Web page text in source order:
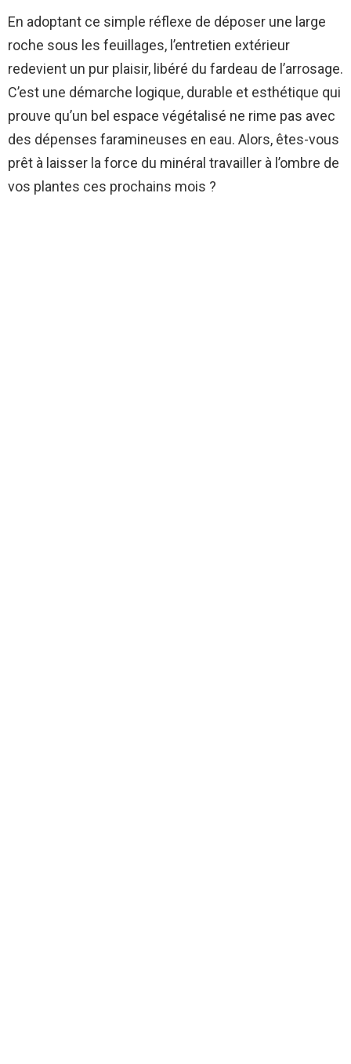
En adoptant ce simple réflexe de déposer une large
roche sous les feuillages, l’entretien extérieur
redevient un pur plaisir, libéré du fardeau de l’arrosage.
C’est une démarche logique, durable et esthétique qui
prouve qu’un bel espace végétalisé ne rime pas avec
des dépenses faramineuses en eau. Alors, êtes-vous
prêt à laisser la force du minéral travailler à l’ombre de
vos plantes ces prochains mois ?